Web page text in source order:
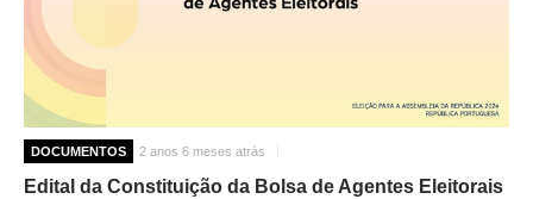
DOCUMENTOS 2 anos 6 meses atrás
Edital da Constituição da Bolsa de Agentes Eleitorais